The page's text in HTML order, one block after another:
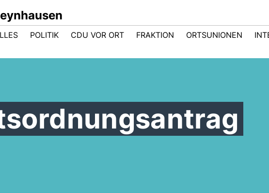
POLITIK CDU VOR ORT FRAKTION ORTSUNIONEN